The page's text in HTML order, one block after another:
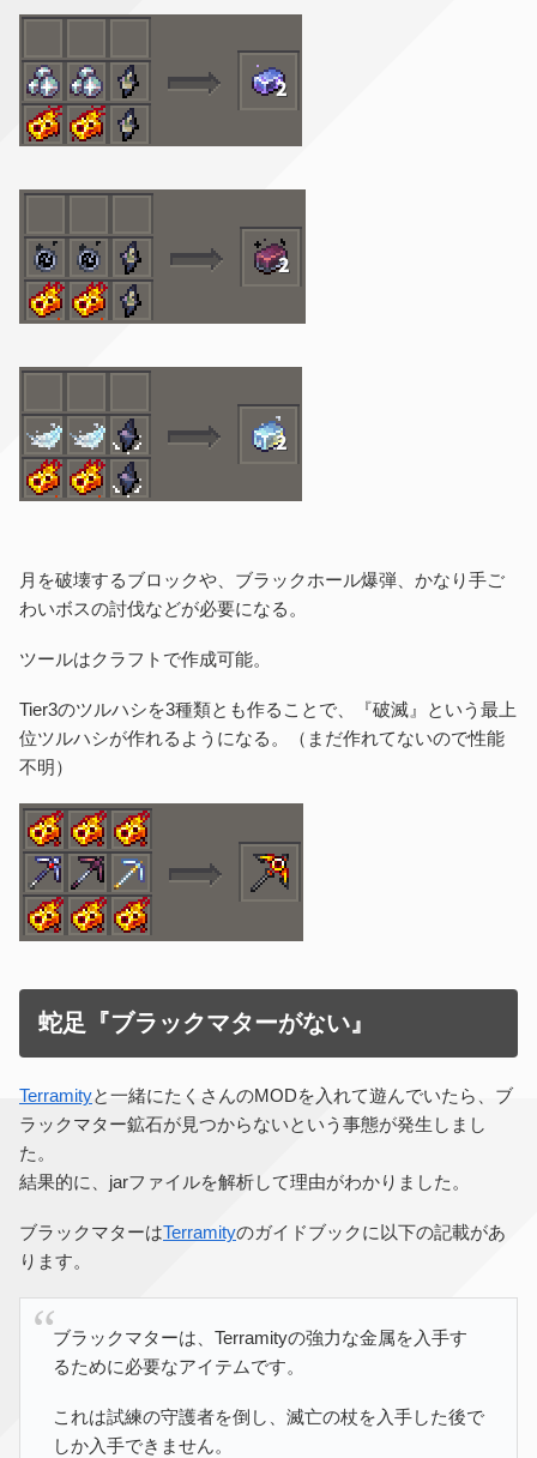
月を破壊するブロックや、ブラックホール爆弾、かなり手ご
わいボスの討伐などが必要になる。
ツールはクラフトで作成可能。
Tier3のツルハシを3種類とも作ることで、『破滅』という最上
位ツルハシが作れるようになる。（まだ作れてないので性能
不明）
蛇足『ブラックマターがない』
Terramityと一緒にたくさんのMODを入れて遊んでいたら、ブ
ラックマター鉱石が見つからないという事態が発生しまし
た。
結果的に、jarファイルを解析して理由がわかりました。
ブラックマターはTerramityのガイドブックに以下の記載があ
ります。
ブラックマターは、Terramityの強力な金属を入手す
るために必要なアイテムです。
これは試練の守護者を倒し、滅亡の杖を入手した後で
しか入手できません。